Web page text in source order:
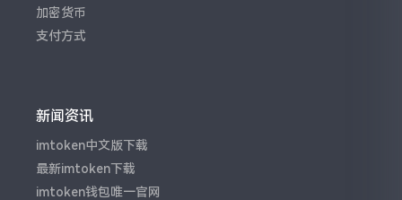
加密货币
支付方式
新闻资讯
imtoken中文版下载
最新imtoken下载
imtoken钱包唯一官网